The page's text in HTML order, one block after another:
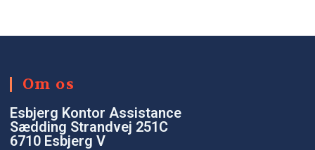
Om os
Esbjerg Kontor Assistance
Sædding Strandvej 251C
6710 Esbjerg V